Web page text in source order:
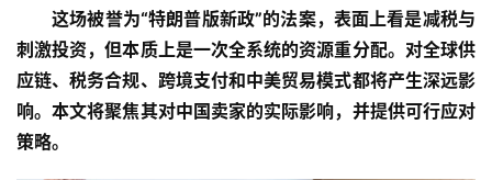
这场被誉为“特朗普版新政”的法案，表面上看是减税与
刺激投资，但本质上是一次全系统的资源重分配。对全球供
应链、税务合规、跨境支付和中美贸易模式都将产生深远影
响。本文将聚焦其对中国卖家的实际影响，并提供可行应对
策略。